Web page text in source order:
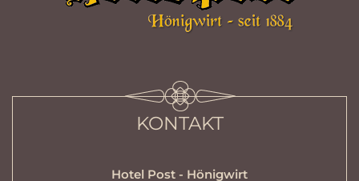
KONTAKT
Hotel Post - Hönigwirt